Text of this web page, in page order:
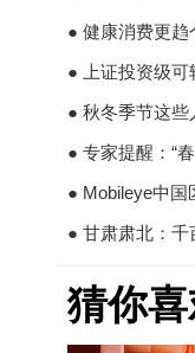
● 健康消费更趋
● 上证投资级可
● 秋冬季节这
● 专家提醒：“
● Mobileye中国
● 甘肃肃北：千
猜你